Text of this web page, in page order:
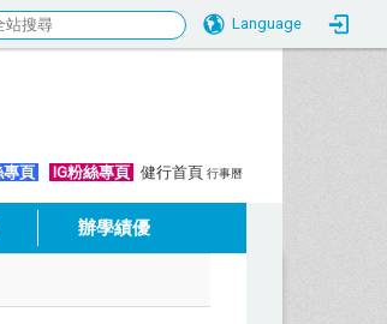
Language
專頁 IG粉絲專頁 健行首頁 行事曆
辦學績優